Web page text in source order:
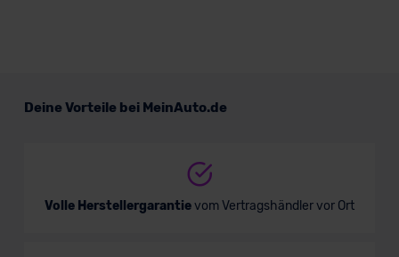
Deine Vorteile bei MeinAuto.de
Volle Herstellergarantievom Vertragshändler vor Ort